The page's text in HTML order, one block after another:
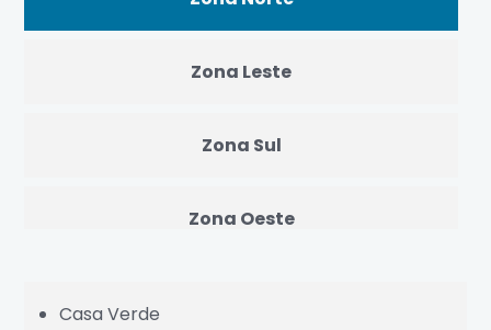
Zona Leste
Zona Sul
Zona Oeste
Casa Verde